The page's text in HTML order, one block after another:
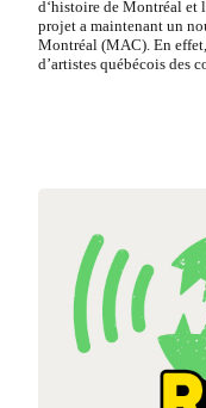
d‘histoire de Montréal et
projet a maintenant un
Montréal (MAC). En effet,
d’artistes québécois des